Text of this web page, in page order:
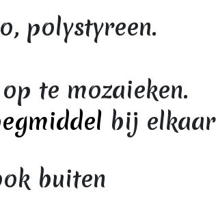
polystyreen.
te mozaieken.
bij elkaar
buiten